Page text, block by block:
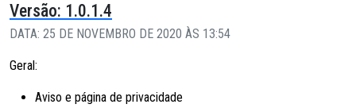
Versão: 1.0.1.4
DATA: 25 DE NOVEMBRO DE 2020 ÀS 13:54
Geral:
Aviso e página de privacidade